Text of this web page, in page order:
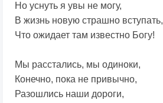
Но уснуть я увы не могу,
В жизнь новую страшно вступать,
Что ожидает там известно Богу!
Мы расстались, мы одиноки,
Конечно, пока не привычно,
Разошлись наши дороги,